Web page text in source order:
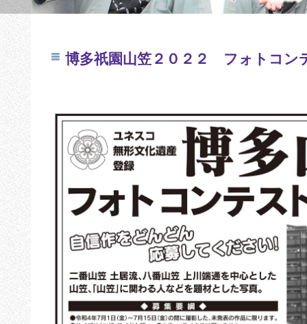
博多祇園山笠２０２２ フォトコン